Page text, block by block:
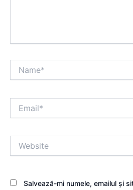
Salvează-mi numele, emailul și